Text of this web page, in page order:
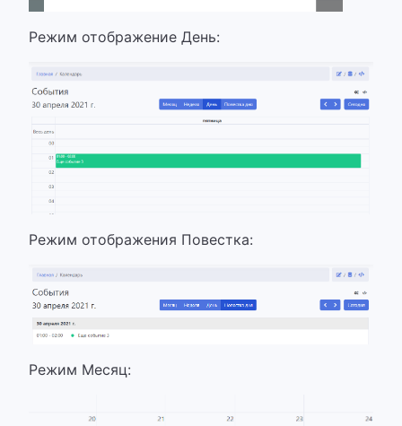
Режим отображение День:
Режим отображения Повестка:
Режим Месяц: